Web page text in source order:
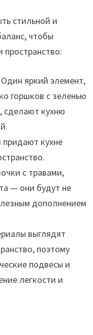
стильной и
чтобы
яркий элемент,
горшков с зеленью
сделают кухню
придают кухне
с травами,
— они будут не
дополнением
выглядят
поэтому
подвесы и
легкости и